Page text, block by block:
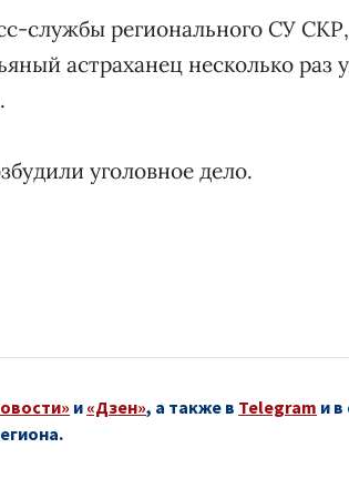
службы регионального СУ СКР,
астраханец несколько раз
уголовное дело.
и «Дзен», а также в Telegram и в